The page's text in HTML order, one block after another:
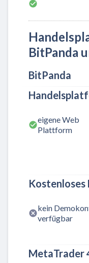
BitPanda
BitPanda
eigene Web
Plattform
kein
verfügbar
MetaTrader